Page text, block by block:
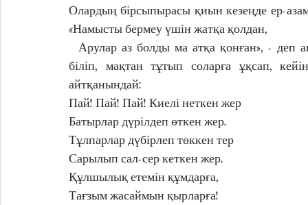
Олардың бірсыпырасы қиын кезеңде ер-
«Намысты бермеу үшін жатқа қолдан,
біліп, мақтан тұтып соларға ұқсап,
айтқанындай:
Пай! Пай! Пай! Киелі неткен жер
Батырлар дүрілдеп өткен жер.
Тұлпарлар дүбірлеп төккен тер
Сарылып сал-сер кеткен жер.
Құлшылық етемін құмдарға,
Тағзым жасаймын қырларға!